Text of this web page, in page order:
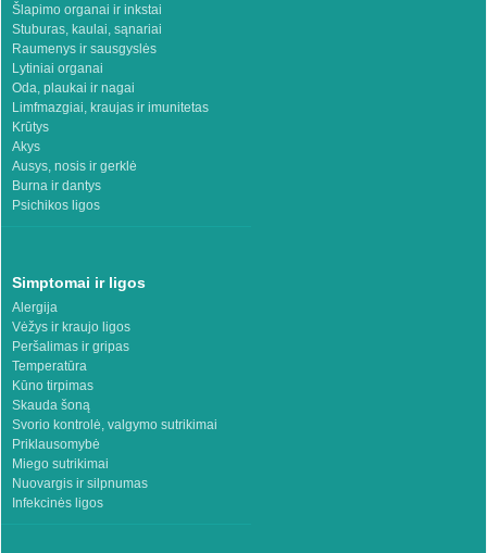
Šlapimo organai ir inkstai
Stuburas, kaulai, sąnariai
Raumenys ir sausgyslės
Lytiniai organai
Oda, plaukai ir nagai
Limfmazgiai, kraujas ir imunitetas
Krūtys
Akys
Ausys, nosis ir gerklė
Burna ir dantys
Psichikos ligos
Simptomai ir ligos
Alergija
Vėžys ir kraujo ligos
Peršalimas ir gripas
Temperatūra
Kūno tirpimas
Skauda šoną
Svorio kontrolė, valgymo sutrikimai
Priklausomybė
Miego sutrikimai
Nuovargis ir silpnumas
Infekcinės ligos